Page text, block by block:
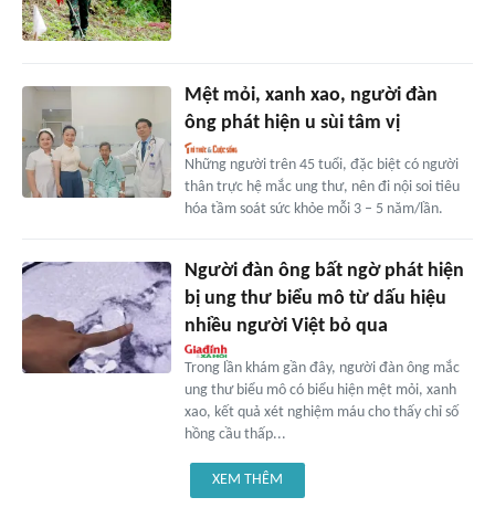
Mệt mỏi, xanh xao, người đàn
ông phát hiện u sùi tâm vị
Những người trên 45 tuổi, đặc biệt có người
thân trực hệ mắc ung thư, nên đi nội soi tiêu
hóa tầm soát sức khỏe mỗi 3 – 5 năm/lần.
Người đàn ông bất ngờ phát hiện
bị ung thư biểu mô từ dấu hiệu
nhiều người Việt bỏ qua
Trong lần khám gần đây, người đàn ông mắc
ung thư biểu mô có biểu hiện mệt mỏi, xanh
xao, kết quả xét nghiệm máu cho thấy chỉ số
hồng cầu thấp...
XEM THÊM